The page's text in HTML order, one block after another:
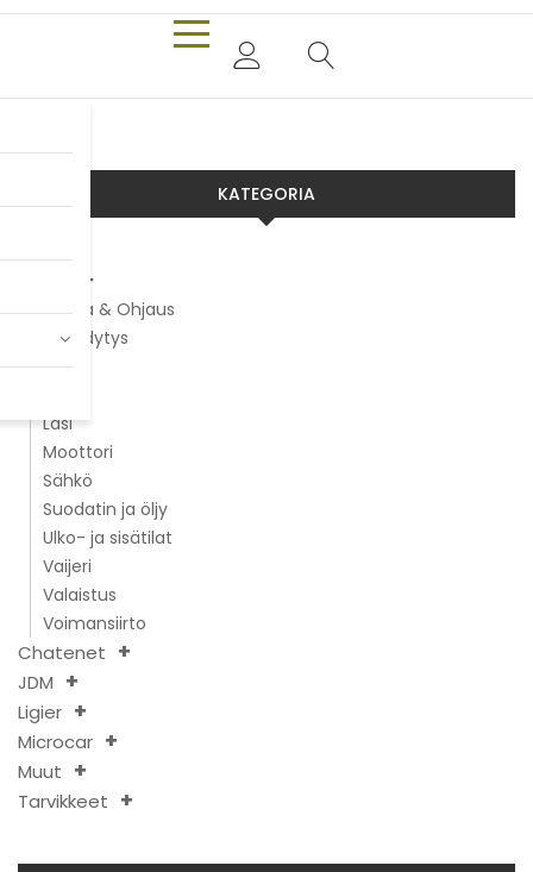
KATEGORIA
Alusta & Ohjaus
Jäähdytys
Jarrut
Lasi
Moottori
Sähkö
Suodatin ja öljy
Ulko- ja sisätilat
Vaijeri
Valaistus
Voimansiirto
Chatenet
JDM
Ligier
Microcar
Muut
Tarvikkeet